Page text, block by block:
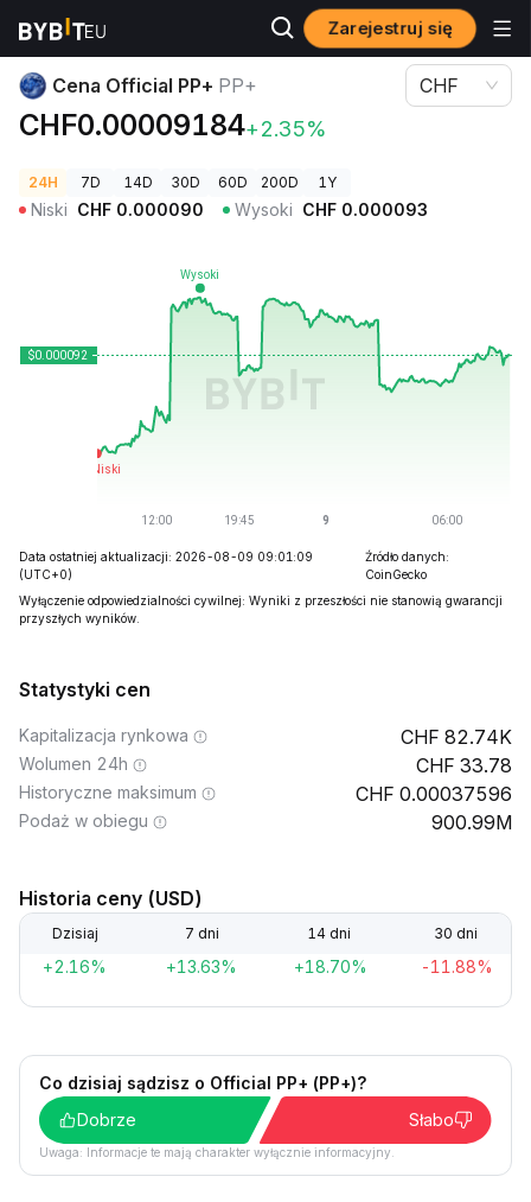
Zarejestruj się
Ceny kryptowalut Cena Official PP+ PP+
Cena Official PP+ PP+
CHF0.00009184+2.35%
CHF
24H 7D 14D 30D 60D 200D 1Y
Niski CHF 0.000090 Wysoki CHF 0.000093
Data ostatniej aktualizacji: 2026-08-09 09:01:09
(UTC+0)
Źródło danych:
CoinGecko
Wyłączenie odpowiedzialności cywilnej: Wyniki z przeszłości nie stanowią gwarancji
przyszłych wyników.
Statystyki cen
Kapitalizacja rynkowa 82.74K
Wolumen 24h 33.78
Historyczne maksimum 0.00037596
Podaż w obiegu 900.99M
Historia ceny (USD)
Dzisiaj 7 dni 14 dni 30 dni
+2.16% +13.63% +18.70% -11.88%
Co dzisiaj sądzisz o Official PP+ (PP+)?
Dobrze
Słabo
Uwaga: Informacje te mają charakter wyłącznie informacyjny.